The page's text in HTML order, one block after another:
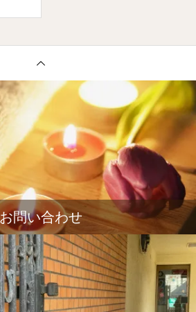
お問い合わせ